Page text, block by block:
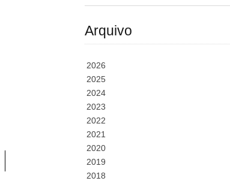
Arquivo
2026
2025
2024
2023
2022
2021
2020
2019
2018